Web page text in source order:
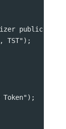
public {
TST");
Token");